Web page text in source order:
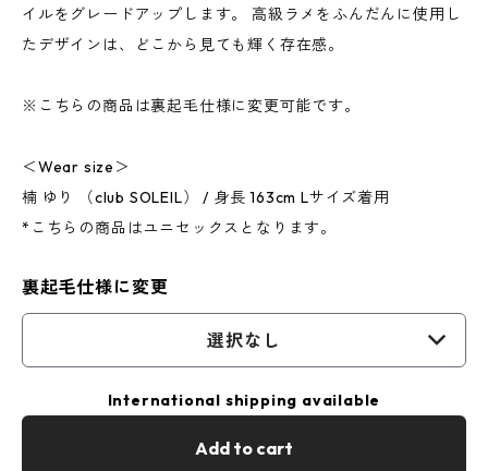
イルをグレードアップします。 高級ラメをふんだんに使用し
たデザインは、どこから見ても輝く存在感。
※こちらの商品は裏起毛仕様に変更可能です。
＜Wear size＞
楠 ゆり （club SOLEIL） / 身長 163cm Lサイズ着用
*こちらの商品はユニセックスとなります。
裏起毛仕様に変更
選択なし
International shipping available
Add to cart